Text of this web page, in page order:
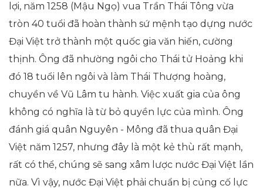
lợi, năm 1258 (Mậu Ngọ) vua Trần Thái Tông vừa
tròn 40 tuổi đã hoàn thành sứ mệnh tạo dựng nước
Đại Việt trở thành một quốc gia văn hiến, cường
thịnh. Ông đã nhường ngôi cho Thái tử Hoảng khi
đó 18 tuổi lên ngôi và làm Thái Thượng hoàng,
chuyền về Vũ Lâm tu hành. Việc xuất gia của ông
không có nghĩa là từ bỏ quyền lực của mình. Ông
đánh giá quân Nguyên - Mông đã thua quân Đại
Việt năm 1257, nhưng đây là một kẻ thù rất mạnh,
rất có thể, chúng sẽ sang xâm lược nước Đại Việt lần
nữa. Vì vậy, nước Đại Việt phải chuẩn bị củng cố lực